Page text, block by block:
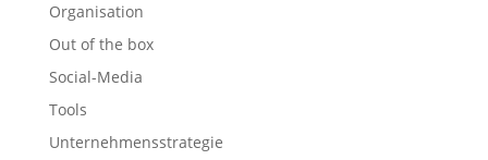
Organisation
Out of the box
Social-Media
Tools
Unternehmensstrategie